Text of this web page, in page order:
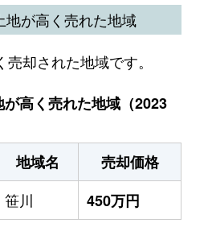
地が高く売れた地域
却された地域です。
高く売れた地域（2023
地域名
売却価格
笹川 450万円